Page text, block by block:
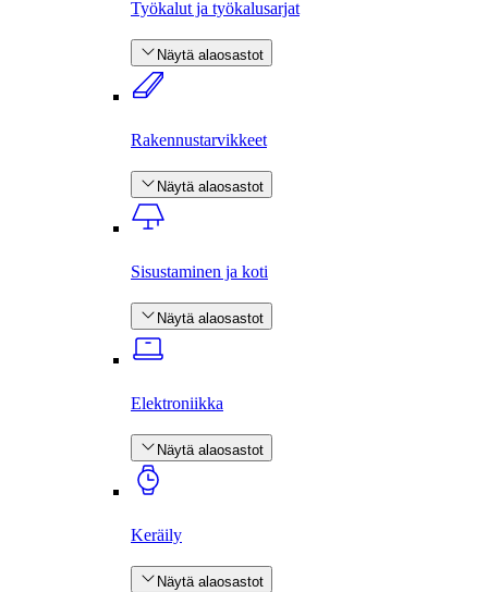
Työkalut ja työkalusarjat
Näytä alaosastot
Rakennus­tarvikkeet
Näytä alaosastot
Sisustaminen ja koti
Näytä alaosastot
Elektroniikka
Näytä alaosastot
Keräily
Näytä alaosastot